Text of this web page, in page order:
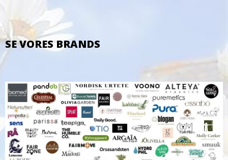
SE VORES BRANDS